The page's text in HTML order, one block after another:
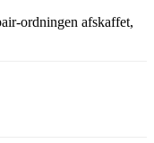
ordningen afskaffet,